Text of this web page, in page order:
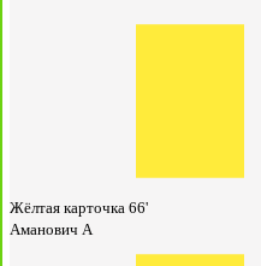
Жёлтая карточка 66'
Аманович А